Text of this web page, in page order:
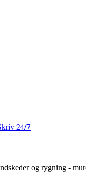
24/7
og rygning -